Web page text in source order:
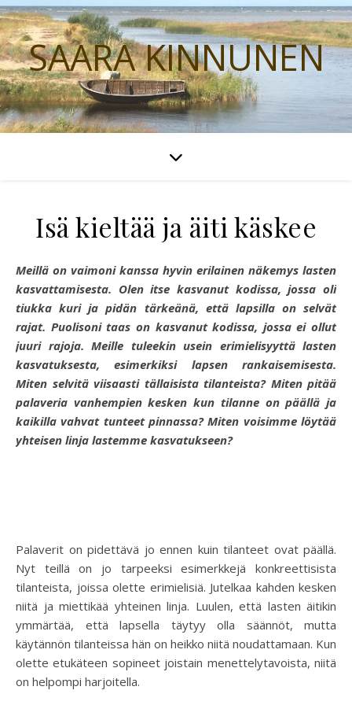
SAARA KINNUNEN
Isä kieltää ja äiti käskee
Meillä on vaimoni kanssa hyvin erilainen näkemys lasten
kasvattamisesta. Olen itse kasvanut kodissa, jossa oli
tiukka kuri ja pidän tärkeänä, että lapsilla on selvät
rajat. Puolisoni taas on kasvanut kodissa, jossa ei ollut
juuri rajoja. Meille tuleekin usein erimielisyyttä lasten
kasvatuksesta, esimerkiksi lapsen rankaisemisesta.
Miten selvitä viisaasti tällaisista tilanteista? Miten pitää
palaveria vanhempien kesken kun tilanne on päällä ja
kaikilla vahvat tunteet pinnassa? Miten voisimme löytää
yhteisen linja lastemme kasvatukseen?
Palaverit on pidettävä jo ennen kuin tilanteet ovat päällä.
Nyt teillä on jo tarpeeksi esimerkkejä konkreettisista
tilanteista, joissa olette erimielisiä. Jutelkaa kahden kesken
niitä ja miettikää yhteinen linja. Luulen, että lasten äitikin
ymmärtää, että lapsella täytyy olla säännöt, mutta
käytännön tilanteissa hän on heikko niitä noudattamaan. Kun
olette etukäteen sopineet joistain menettelytavoista, niitä
on helpompi harjoitella.